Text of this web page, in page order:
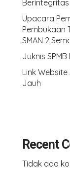
Berintegritas
Upacara
Pembukaan
SMAN 2
Juknis
Link
Jauh
Recent
Tidak ada